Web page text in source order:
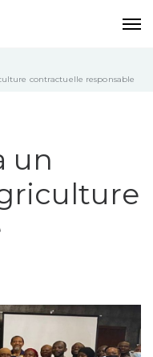
contractuelle responsable
un